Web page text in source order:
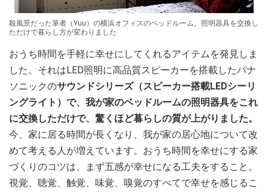
殺風景だった筆者（Yuu）の横浜オフィスのベッドルーム。照明器具を交換し
ただけで暮らし方が変わりました
おうち時間を手軽に幸せにしてくれるアイテムを発見しま
した。それはLED照明に高品質スピーカーを搭載したパナ
ソニックのサウンドシリーズ（スピーカー搭載LEDシーリ
ングライト）で、我が家のベッドルームの照明器具をこれ
に交換しただけで、驚くほど暮らしの質が上がりました。
今、家に居る時間が長くなり、我が家の居心地について改
めて考える人が増えています。おうち時間を幸せにする家
づくりのコツは、まず五感が幸せになる工夫をすること。
視覚、聴覚、触覚、味覚、嗅覚のすべてで幸せを感じるこ